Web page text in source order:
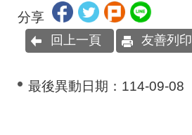
分享
回上一頁 友善列印
最後異動日期： 114-09-08